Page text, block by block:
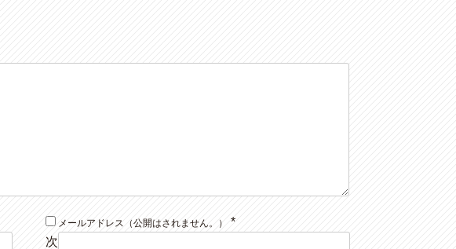
メールアドレス（公開はされません。）
*
次